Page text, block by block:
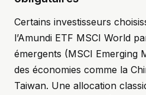
Certains investisseurs
l’Amundi ETF MSCI World
émergents (MSCI Emerging
des économies comme la
Taiwan. Une allocation